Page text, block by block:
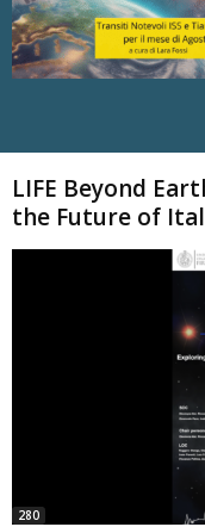
LIFE Beyond
the Future of
280